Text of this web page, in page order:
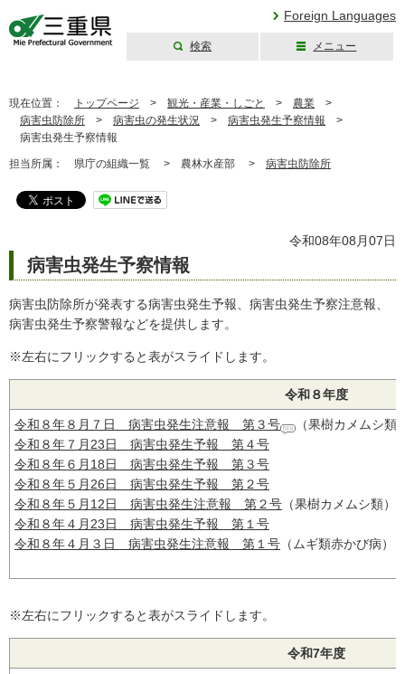
Foreign Languages
検索 メニュー
現在位置： トップページ > 観光・産業・しごと > 農業 >
病害虫防除所 > 病害虫の発生状況 > 病害虫発生予察情報 >
病害虫発生予察情報
担当所属： 県庁の組織一覧 > 農林水産部 > 病害虫防除所
令和08年08月07日
病害虫発生予察情報
病害虫防除所が発表する病害虫発生予報、病害虫発生予察注意報、
病害虫発生予察警報などを提供します。
※左右にフリックすると表がスライドします。
令和８年度
令和８年８月７日 病害虫発生注意報 第３号
（果樹カメムシ類
令和８年７月23日 病害虫発生予報 第４号
令和８年６月18日 病害虫発生予報 第３号
令和８年５月26日 病害虫発生予報 第２号
令和８年５月12日 病害虫発生注意報 第２号 （果樹カメムシ類）
令和８年４月23日 病害虫発生予報 第１号
令和８年４月３日 病害虫発生注意報 第１号 （ムギ類赤かび病）
※左右にフリックすると表がスライドします。
令和7年度